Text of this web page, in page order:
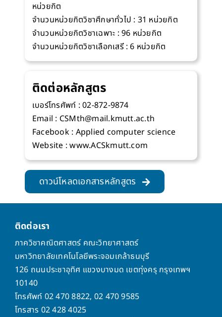
หน่วยกิต
จำนวนหน่วยกิตวิชาศึกษาทั่วไป : 31 หน่วยกิต
จำนวนหน่วยกิตวิชาเฉพาะ : 96 หน่วยกิต
จำนวนหน่วยกิตวิชาเลือกเสรี : 6 หน่วยกิต
ติดต่อหลักสูตร
เบอร์โทรศัพท์ : 02-872-9874
Email : CSMth@mail.kmutt.ac.th
Facebook : Applied computer science
Website : www.ACSkmutt.com
ดาวน์โหลดเอกสารหลักสูตร
ติดต่อเรา
ภาควิชาคณิตศาสตร์ คณะวิทยาศาสตร์
มหาวิทยาลัยเทคโนโลยีพระจอมเกล้าธนบุรี
126 ถนนประชาอุทิศ แขวงบางมด เขตทุ่งครุ กรุงเทพฯ
10140
โทรศัพท์ 02 470 8822, 02 470 9585
โทรสาร 02 428 4025